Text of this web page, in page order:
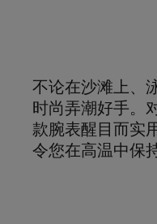
不论在沙滩上、
时尚弄潮好手。
款腕表醒目而实
令您在高温中保